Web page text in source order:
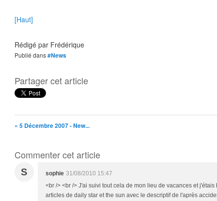
[Haut]
Rédigé par Frédérique
Publié dans#News
Partager cet article
« 5 Décembre 2007 - New...
Commenter cet article
S sophie 31/08/2010 15:47
<br /> <br /> J'ai suivi tout cela de mon lieu de vacances et
articles de daily star et the sun avec le descriptif de l'après